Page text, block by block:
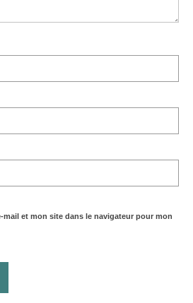
et mon site dans le navigateur pour mon